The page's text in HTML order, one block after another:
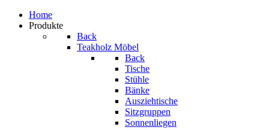
Home
Produkte
Back
Teakholz Möbel
Back
Tische
Stühle
Bänke
Ausziehtische
Sitzgruppen
Sonnenliegen